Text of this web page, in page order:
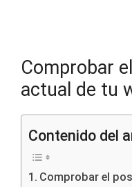
Comprobar
actual de tu
Contenido del
Comprobar el